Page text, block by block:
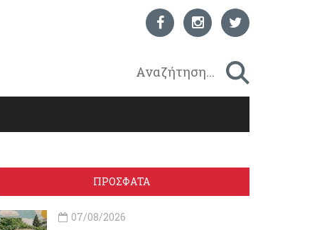
ΠΡΟΣΦΑΤΑ
07/08/2026